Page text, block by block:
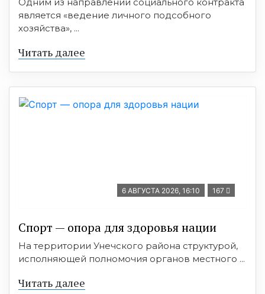
является «ведение личного подсобного
хозяйства», ...
Читать далее
6 АВГУСТА 2026, 16:10 167
Спорт — опора для здоровья нации
На территории Унечского района структурой,
исполняющей полномочия органов местного ...
Читать далее